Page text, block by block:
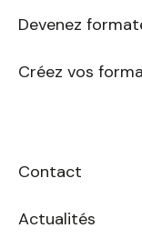
Devenez
Créez vos
Contact
Actualités